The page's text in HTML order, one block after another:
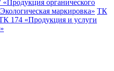
органического
маркировка» ТК
174 «Продукция и услуги